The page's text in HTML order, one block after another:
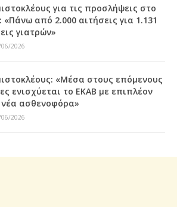
για τις προσλήψεις στο
«Πάνω από 2.000 αιτήσεις για 1.131
γιατρών»
2026
«Μέσα στους επόμενους
ενισχύεται το ΕΚΑΒ με επιπλέον
νέα ασθενοφόρα»
2026